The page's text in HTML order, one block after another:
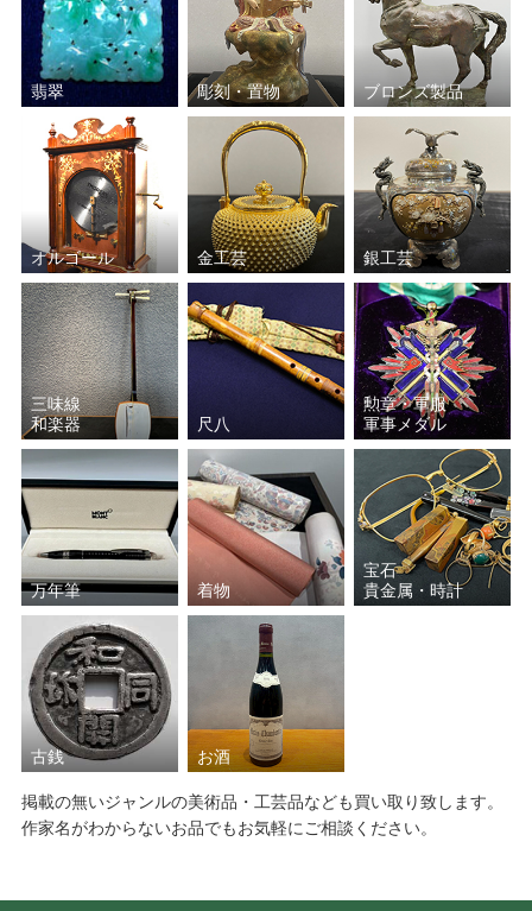
翡翠 彫刻・置物 ブロンズ製品
オルゴール 金工芸 銀工芸
三味線
和楽器
尺八
勲章・軍服
軍事メダル
万年筆 着物
宝石
貴金属・時計
古銭 お酒
掲載の無いジャンルの美術品・工芸品なども買い取り致します。
作家名がわからないお品でもお気軽にご相談ください。